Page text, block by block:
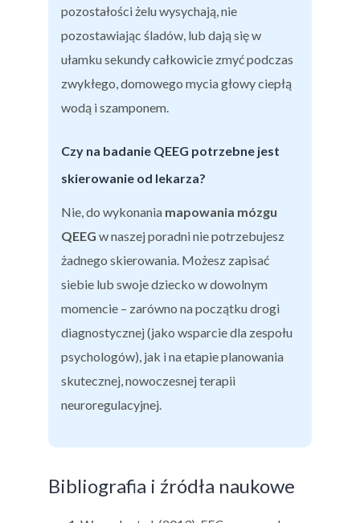
pozostałości żelu wysychają, nie
pozostawiając śladów, lub dają się w
ułamku sekundy całkowicie zmyć podczas
zwykłego, domowego mycia głowy ciepłą
wodą i szamponem.
Czy na badanie QEEG potrzebne jest
skierowanie od lekarza?
Nie, do wykonania mapowania mózgu
QEEG w naszej poradni nie potrzebujesz
żadnego skierowania. Możesz zapisać
siebie lub swoje dziecko w dowolnym
momencie – zarówno na początku drogi
diagnostycznej (jako wsparcie dla zespołu
psychologów), jak i na etapie planowania
skutecznej, nowoczesnej terapii
neuroregulacyjnej.
Bibliografia i źródła naukowe